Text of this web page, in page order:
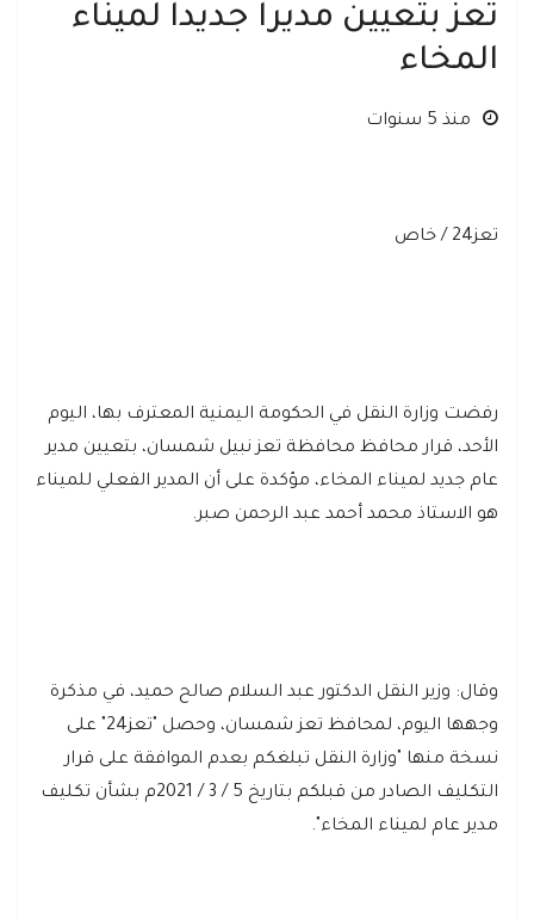
تعز بتعيين مديراً جديداً لميناء
المخاء
منذ 5 سنوات
تعز24 / خاص
رفضت وزارة النقل في الحكومة اليمنية المعترف بها، اليوم
الأحد، قرار محافظ محافظة تعز نبيل شمسان، بتعيين مدير
عام جديد لميناء المخاء، مؤكدة على أن المدير الفعلي للميناء
هو الاستاذ محمد أحمد عبد الرحمن صبر.
وقال: وزير النقل الدكتور عبد السلام صالح حميد، في مذكرة
وجهها اليوم، لمحافظ تعز شمسان، وحصل "تعز24" على
نسخة منها "وزارة النقل تبلغكم بعدم الموافقة على قرار
التكليف الصادر من قبلكم بتاريخ 5 / 3 / 2021م بشأن تكليف
مدير عام لميناء المخاء".